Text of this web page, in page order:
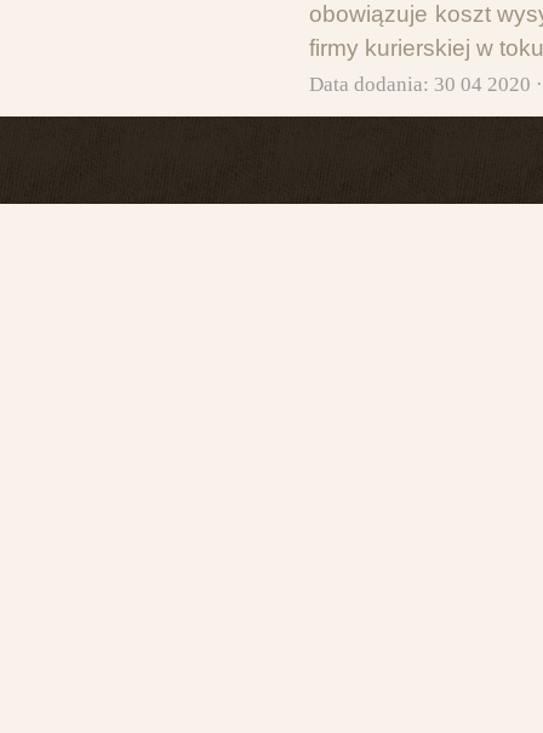
obowiązuje koszt
firmy kurierskiej w
Data dodania: 30 04 2020